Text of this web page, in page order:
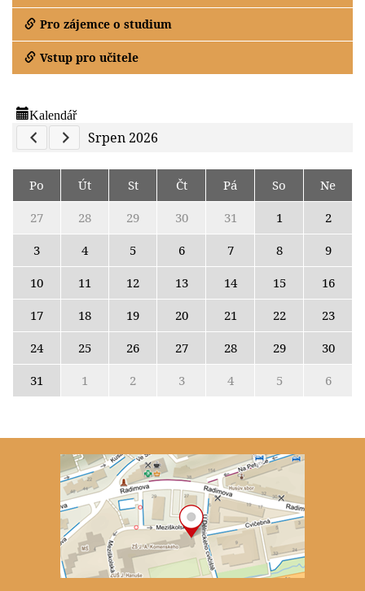
Pro zájemce o studium
Vstup pro učitele
Kalendář
Previous Calendar
Next Calendar
Srpen 2026
Po Út St Čt Pá So
Ne
27
28 29 30 31 1
2
3
4 5 6 7 8
9
10
11 12 13 14 15
16
17
18 19 20 21 22
23
24
25 26 27 28 29
30
31
1 2 3 4 5 6